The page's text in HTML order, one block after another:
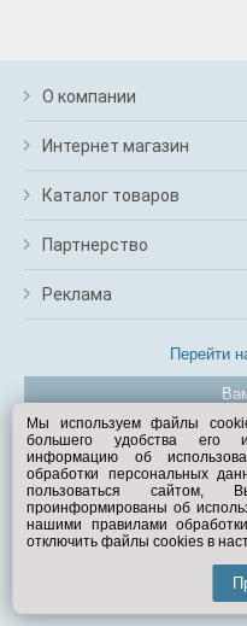
О компании
Интернет магазин
Каталог товаров
Партнерство
Реклама
Перейти
©
Мы используем файлы
большего удобства его
информацию об
обработки персональных
пользоваться сайтом,
проинформированы об
нашими правилами
отключить файлы cookies в